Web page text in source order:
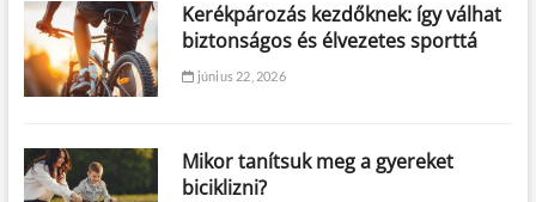
Kerékpározás kezdőknek: így válhat
biztonságos és élvezetes sporttá
június 22, 2026
Mikor tanítsuk meg a gyereket
biciklizni?